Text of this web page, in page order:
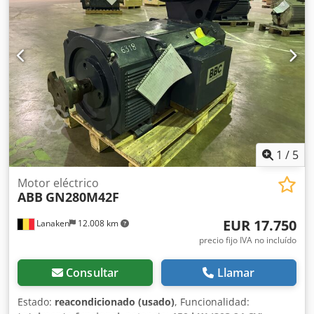
1 / 5
Lanaken 12.008 km
Motor eléctrico
ABB GN280M42F
EUR 17.750
precio fijo IVA no incluído
Consultar Llamar
Estado: reacondicionado (usado), Funcionalidad: